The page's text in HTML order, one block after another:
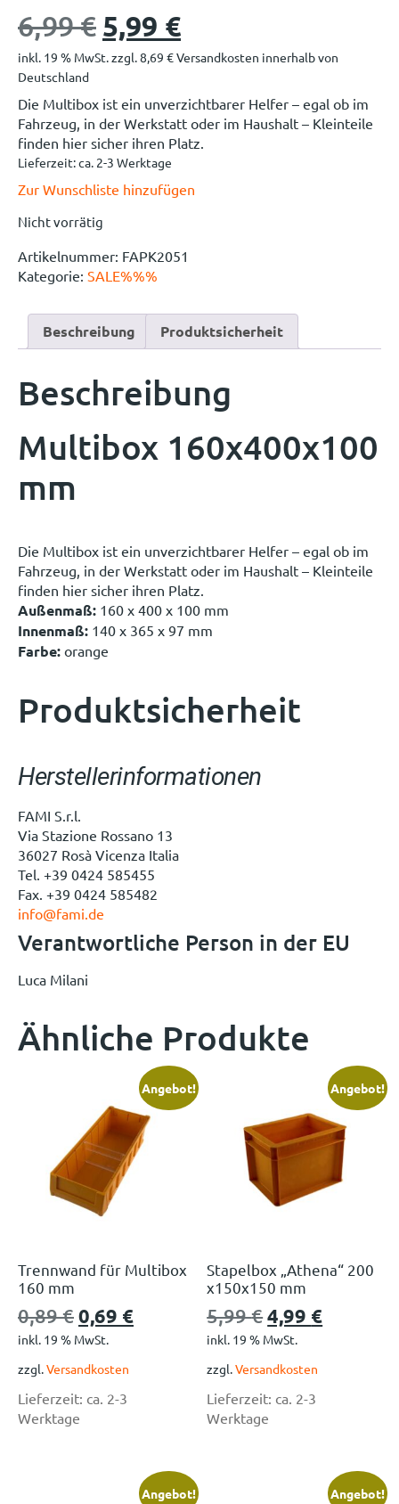
6,99€ 5,99 €
inkl. 19 % MwSt.zzgl.8,69 €Versandkosten innerhalb von
Deutschland
Die Multibox ist ein unverzichtbarer Helfer – egal ob im
Fahrzeug, in der Werkstatt oder im Haushalt – Kleinteile
finden hier sicher ihren Platz.
Lieferzeit:ca. 2-3 Werktage
Zur Wunschliste hinzufügen
Nicht vorrätig
Artikelnummer: FAPK2051
Kategorie: SALE%%%
Beschreibung Produktsicherheit
Beschreibung
Multibox 160x400x100
mm
Die Multibox ist ein unverzichtbarer Helfer – egal ob im
Fahrzeug, in der Werkstatt oder im Haushalt – Kleinteile
finden hier sicher ihren Platz.
Außenmaß: 160 x 400 x 100 mm
Innenmaß: 140 x 365 x 97 mm
Farbe: orange
Produktsicherheit
Herstellerinformationen
FAMI S.r.l.
Via Stazione Rossano 13
36027 Rosà Vicenza Italia
Tel. +39 0424 585455
Fax. +39 0424 585482
info@fami.de
Verantwortliche Person in der EU
Luca Milani
Ähnliche Produkte
Angebot!
Trennwand für Multibox
160 mm
0,89€0,69 €
inkl. 19 % MwSt.
zzgl.Versandkosten
Lieferzeit: ca. 2-3
Werktage
Angebot!
Stapelbox „Athena“ 200
x150x150 mm
5,99€4,99 €
inkl. 19 % MwSt.
zzgl.Versandkosten
Lieferzeit: ca. 2-3
Werktage
Angebot! Angebot!